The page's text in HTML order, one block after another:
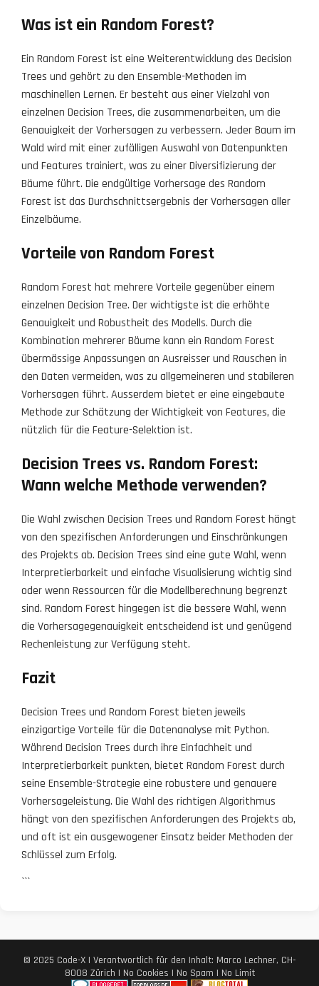
Was ist ein Random Forest?
Ein Random Forest ist eine Weiterentwicklung des Decision
Trees und gehört zu den Ensemble-Methoden im
maschinellen Lernen. Er besteht aus einer Vielzahl von
einzelnen Decision Trees, die zusammenarbeiten, um die
Genauigkeit der Vorhersagen zu verbessern. Jeder Baum im
Wald wird mit einer zufälligen Auswahl von Datenpunkten
und Features trainiert, was zu einer Diversifizierung der
Bäume führt. Die endgültige Vorhersage des Random
Forest ist das Durchschnittsergebnis der Vorhersagen aller
Einzelbäume.
Vorteile von Random Forest
Random Forest hat mehrere Vorteile gegenüber einem
einzelnen Decision Tree. Der wichtigste ist die erhöhte
Genauigkeit und Robustheit des Modells. Durch die
Kombination mehrerer Bäume kann ein Random Forest
übermässige Anpassungen an Ausreisser und Rauschen in
den Daten vermeiden, was zu allgemeineren und stabileren
Vorhersagen führt. Ausserdem bietet er eine eingebaute
Methode zur Schätzung der Wichtigkeit von Features, die
nützlich für die Feature-Selektion ist.
Decision Trees vs. Random Forest:
Wann welche Methode verwenden?
Die Wahl zwischen Decision Trees und Random Forest hängt
von den spezifischen Anforderungen und Einschränkungen
des Projekts ab. Decision Trees sind eine gute Wahl, wenn
Interpretierbarkeit und einfache Visualisierung wichtig sind
oder wenn Ressourcen für die Modellberechnung begrenzt
sind. Random Forest hingegen ist die bessere Wahl, wenn
die Vorhersagegenauigkeit entscheidend ist und genügend
Rechenleistung zur Verfügung steht.
Fazit
Decision Trees und Random Forest bieten jeweils
einzigartige Vorteile für die Datenanalyse mit Python.
Während Decision Trees durch ihre Einfachheit und
Interpretierbarkeit punkten, bietet Random Forest durch
seine Ensemble-Strategie eine robustere und genauere
Vorhersageleistung. Die Wahl des richtigen Algorithmus
hängt von den spezifischen Anforderungen des Projekts ab,
und oft ist ein ausgewogener Einsatz beider Methoden der
Schlüssel zum Erfolg.
```
© 2025 Code-X | Verantwortlich für den Inhalt: Marco Lechner, CH-
8008 Zürich | No Cookies | No Spam | No Limit